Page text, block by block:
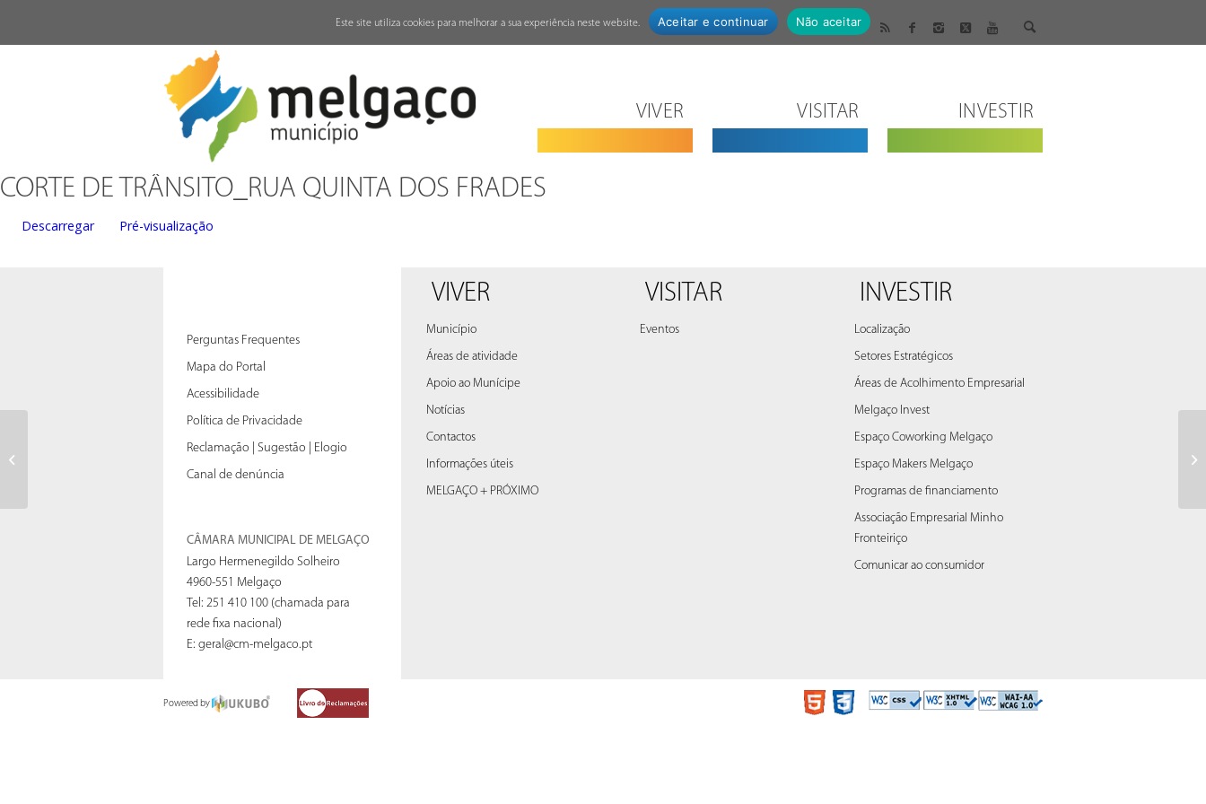
VIVER VISITAR INVESTIR
CORTE DE TRÂNSITO_RUA QUINTA DOS FRADES
Descarregar Pré-visualização
Perguntas Frequentes
Mapa do Portal
Acessibilidade
Política de Privacidade
Reclamação | Sugestão | Elogio
Canal de denúncia
CÂMARA MUNICIPAL DE MELGAÇO
Largo Hermenegildo Solheiro
4960-551 Melgaço
Tel: 251 410 100 (chamada para
rede fixa nacional)
E:geral@cm-melgaco.pt
VIVER
Município
Áreas de atividade
Apoio ao Munícipe
Notícias
Contactos
Informações úteis
MELGAÇO + PRÓXIMO
VISITAR
Eventos
INVESTIR
Localização
Setores Estratégicos
Áreas de Acolhimento Empresarial
Melgaço Invest
Espaço Coworking Melgaço
Espaço Makers Melgaço
Programas de financiamento
Associação Empresarial Minho
Fronteiriço
Comunicar ao consumidor
Powered by
Este site utiliza cookies para melhorar a sua experiência neste website. Aceitar e continuar Não aceitar